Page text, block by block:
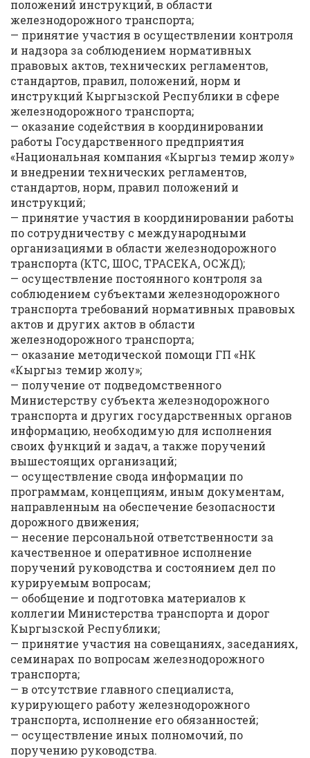
положений инструкций, в области
железнодорожного транспорта;
— принятие участия в осуществлении контроля
и надзора за соблюдением нормативных
правовых актов, технических регламентов,
стандартов, правил, положений, норм и
инструкций Кыргызской Республики в сфере
железнодорожного транспорта;
— оказание содействия в координировании
работы Государственного предприятия
«Национальная компания «Кыргыз темир жолу»
и внедрении технических регламентов,
стандартов, норм, правил положений и
инструкций;
— принятие участия в координировании работы
по сотрудничеству с международными
организациями в области железнодорожного
транспорта (КТС, ШОС, ТРАСЕКА, ОСЖД);
— осуществление постоянного контроля за
соблюдением субъектами железнодорожного
транспорта требований нормативных правовых
актов и других актов в области
железнодорожного транспорта;
— оказание методической помощи ГП «НК
«Кыргыз темир жолу»;
— получение от подведомственного
Министерству субъекта железнодорожного
транспорта и других государственных органов
информацию, необходимую для исполнения
своих функций и задач, а также поручений
вышестоящих организаций;
— осуществление свода информации по
программам, концепциям, иным документам,
направленным на обеспечение безопасности
дорожного движения;
— несение персональной ответственности за
качественное и оперативное исполнение
поручений руководства и состоянием дел по
курируемым вопросам;
— обобщение и подготовка материалов к
коллегии Министерства транспорта и дорог
Кыргызской Республики;
— принятие участия на совещаниях, заседаниях,
семинарах по вопросам железнодорожного
транспорта;
— в отсутствие главного специалиста,
курирующего работу железнодорожного
транспорта, исполнение его обязанностей;
— осуществление иных полномочий, по
поручению руководства.